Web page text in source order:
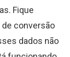
Fique
conversão
dados não